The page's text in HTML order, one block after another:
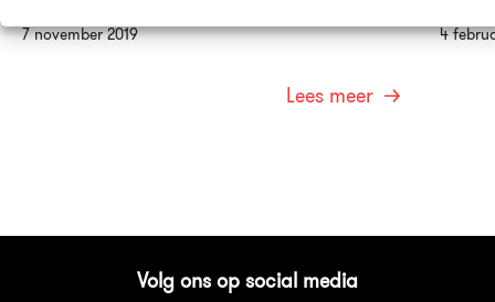
7 november 2019
Lees meer
4
Volg ons op social media